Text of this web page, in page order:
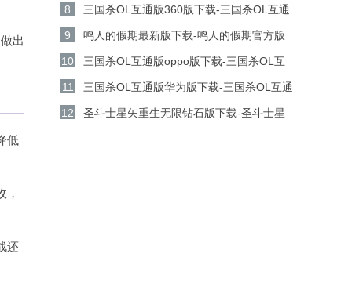
出
低
，
还
戏v14.3.0安卓版下载
8
三国杀OL互通版360版下载-三国杀OL互通
版360客户端v3.9.0安卓版下载
9
鸣人的假期最新版下载-鸣人的假期官方版
v1.23安卓版下载
10
三国杀OL互通版oppo版下载-三国杀OL互
通版oppo手机游戏v3.9.0安卓版下载
11
三国杀OL互通版华为版下载-三国杀OL互通
版华为游戏v3.9.0安卓版下载
12
圣斗士星矢重生无限钻石版下载-圣斗士星